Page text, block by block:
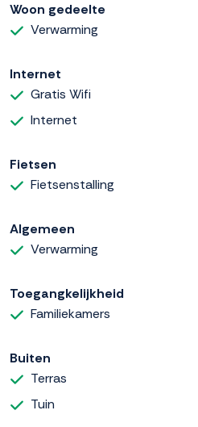
Woon gedeelte
Verwarming
Internet
Gratis Wifi
Internet
Fietsen
Fietsenstalling
Algemeen
Verwarming
Toegangkelijkheid
Familiekamers
Buiten
Terras
Tuin